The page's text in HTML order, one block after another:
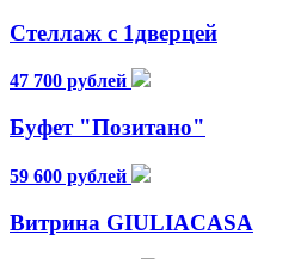
Стеллаж с 1дверцей
47 700 рублей
Буфет "Позитано"
59 600 рублей
Витрина GIULIACASA